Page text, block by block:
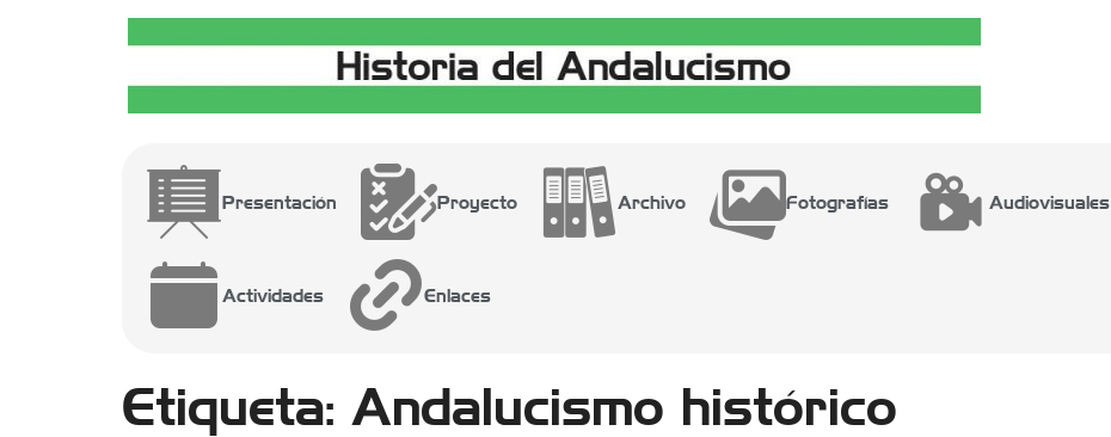
Presentación Proyecto Archivo Fotografías Audiovisuales
Actividades Enlaces
Etiqueta: Andalucismo histórico